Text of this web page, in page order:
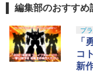
1
1
1
1
編集部のおすすめ
プ
「
コ
新